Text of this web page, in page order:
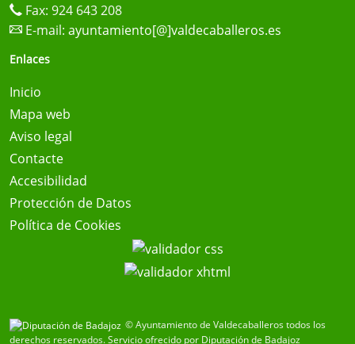
Fax: 924 643 208
E-mail: ayuntamiento[@]valdecaballeros.es
Enlaces
Inicio
Mapa web
Aviso legal
Contacte
Accesibilidad
Protección de Datos
Política de Cookies
© Ayuntamiento de Valdecaballeros todos los
derechos reservados.Servicio ofrecido por Diputación de Badajoz